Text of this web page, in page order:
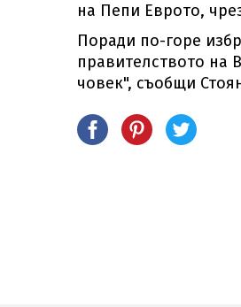
на Пепи Еврото,
Поради по-горе
правителството на
човек", съобщи